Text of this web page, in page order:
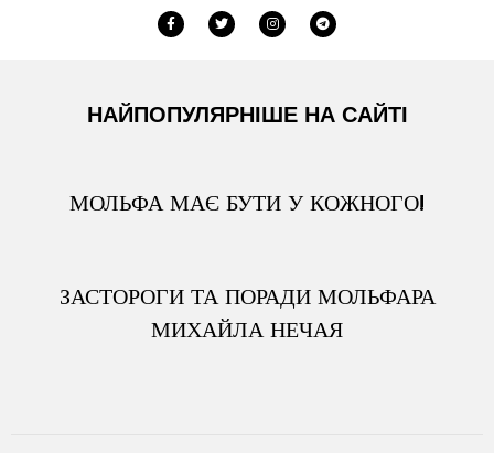
НАЙПОПУЛЯРНІШЕ НА САЙТІ
МОЛЬФА МАЄ БУТИ У КОЖНОГО!
ЗАСТОРОГИ ТА ПОРАДИ МОЛЬФАРА
МИХАЙЛА НЕЧАЯ